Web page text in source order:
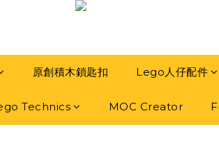
原創積木鎖匙扣 Lego人仔配件
Technics MOC Creator